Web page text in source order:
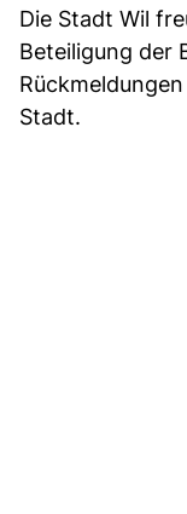
Die Stadt Wil
Beteiligung der
Stadt.